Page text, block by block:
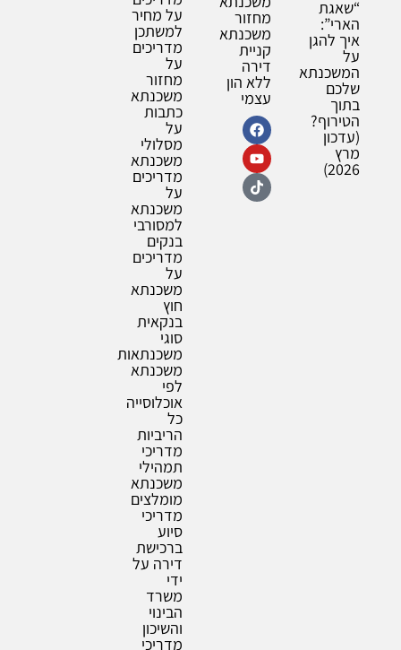
“שאגת
הארי”:
איך להגן
על
המשכנתא
שלכם
בתוך
הטירוף?
(עדכון
מרץ
2026)
מחזור
משכנתא
קניית
דירה
ללא הון
עצמי
על מחיר
למשתכן
מדריכים
על
מחזור
משכנתא
כתבות
על
מסלולי
משכנתא
מדריכים
על
משכנתא
למסורבי
בנקים
מדריכים
על
משכנתא
חוץ
בנקאית
סוגי
משכנתאות
משכנתא
לפי
אוכלוסייה
כל
הריביות
מדריכי
תמהילי
משכנתא
מומלצים
מדריכי
סיוע
ברכישת
דירה על
ידי
משרד
הבינוי
והשיכון
מדריכי